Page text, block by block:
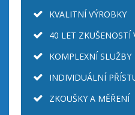
KVALITNÍ VÝROBKY
40 LET ZKUŠENOSTÍ
KOMPLEXNÍ SLUŽBY
INDIVIDUÁLNÍ
ZKOUŠKY A MĚŘENÍ